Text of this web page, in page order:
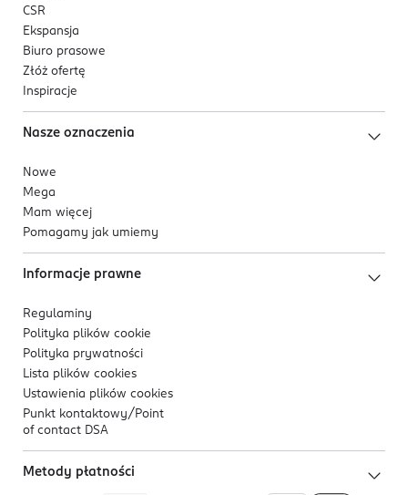
CSR
Ekspansja
Biuro prasowe
Złóż ofertę
Inspiracje
Nasze oznaczenia
Nowe
Mega
Mam więcej
Pomagamy jak umiemy
Informacje prawne
Regulaminy
Polityka plików cookie
Polityka prywatności
Lista plików cookies
Ustawienia plików cookies
Punkt kontaktowy/ Point
of contact DSA
Metody płatności